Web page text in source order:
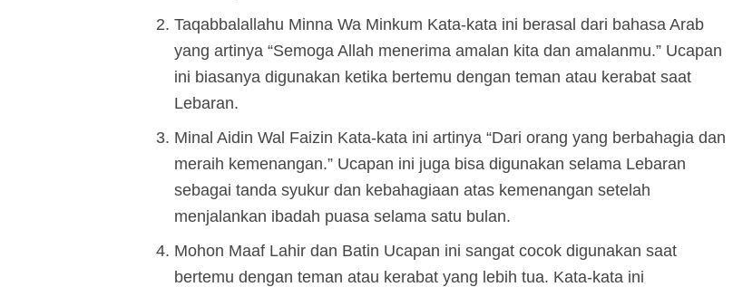
Taqabbalallahu Minna Wa Minkum Kata-kata ini berasal dari bahasa Arab
yang artinya “Semoga Allah menerima amalan kita dan amalanmu.” Ucapan
ini biasanya digunakan ketika bertemu dengan teman atau kerabat saat
Lebaran.
Minal Aidin Wal Faizin Kata-kata ini artinya “Dari orang yang berbahagia dan
meraih kemenangan.” Ucapan ini juga bisa digunakan selama Lebaran
sebagai tanda syukur dan kebahagiaan atas kemenangan setelah
menjalankan ibadah puasa selama satu bulan.
Mohon Maaf Lahir dan Batin Ucapan ini sangat cocok digunakan saat
bertemu dengan teman atau kerabat yang lebih tua. Kata-kata ini